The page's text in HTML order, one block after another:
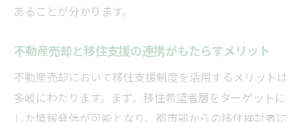
あることが分かります。
不動産売却と移住支援の連携がもたらすメリット
不動産売却において移住支援制度を活用するメリットは
多岐にわたります。まず、移住希望者層をターゲットに
した情報発信が可能となり、都市部からの移住検討者に